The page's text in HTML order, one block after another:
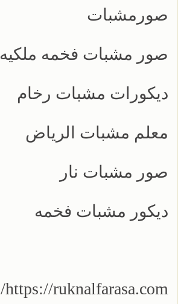
صورمشبات
صور مشبات فخمه ملكيه
ديكورات مشبات رخام
معلم مشبات الرياض
صور مشبات نار
ديكور مشبات فخمه
https://ruknalfarasa.com/